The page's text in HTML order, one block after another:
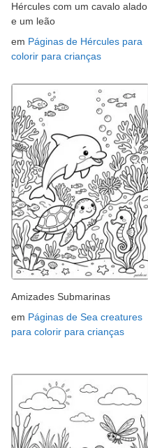
Hércules com um cavalo alado
e um leão
em Páginas de Hércules para
colorir para crianças
Amizades Submarinas
em Páginas de Sea creatures
para colorir para crianças